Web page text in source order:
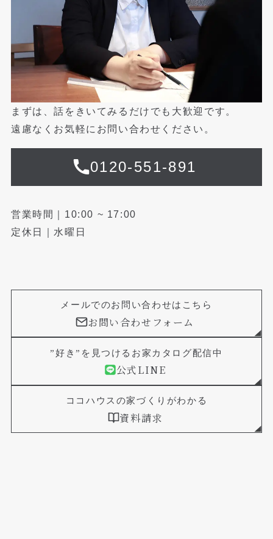
まずは、話をきいてみるだけでも大歓迎です。
遠慮なくお気軽にお問い合わせください。
0120-551-891
営業時間｜10:00 ~ 17:00
定休日｜水曜日
メールでのお問い合わせはこちら
お問い合わせフォーム
”好き”を見つけるお家カタログ配信中
公式LINE
ココハウスの家づくりがわかる
資料請求